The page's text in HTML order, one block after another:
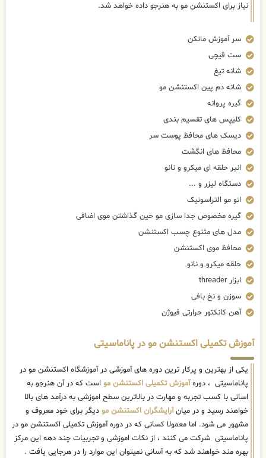
نیاز برای اکستنشن مو به هنرجو داده خواهد شد.
سر آموزش مانکن
ست قیچی
شانه تیغ
شانه دم پین اکستنشن مو
گیره پروانه
کلیپس های تقسیم بندی
دیسک های محافظ پوست سر
محافظ های انگشت
انبر حلقه ای میکرو و نانو
دستگاه لیزر و ...
اتو مو التراسونیک
گیره مخصوص جدا سازی مو حین گذاشتن موی اضافی
مدل های متنوع چسب اکستنشن
محافظ موی اکستنشن
حلقه میکرو و نانو
ابزار threader
سوزن و نخ بافی
آهن کانکتور حرارتی فیوژن
آموزش تکمیلی اکستنشن مو در پاناماسیتی
یکی از بهترین و پرکار ترین دوره های آموزشی در آموزشگاه اکستنشن مو در
پاناماسیتی ، دورهآموزش تکمیلی اکستنشن مو است که در آن هنرجو به
اسانی با کسب تجربه و مهارت در بالاترین سطح اموزشی به درآمد های بالا
خواهند رسید و در میانآرایشگران اکستنشن مو دیگر برای خود معروف و
مشهور می شود. اما معمولا کسانی که در دوره آموزش تکمیلی اکستنشن مو در
پاناماسیتی شرکت می کنند ، از نکات اموزشی و تجربیات چند دهه این مرکز
بهره مند خواهند شد که به آسانی نمیتوان این موارد را در هرجایی یافت .